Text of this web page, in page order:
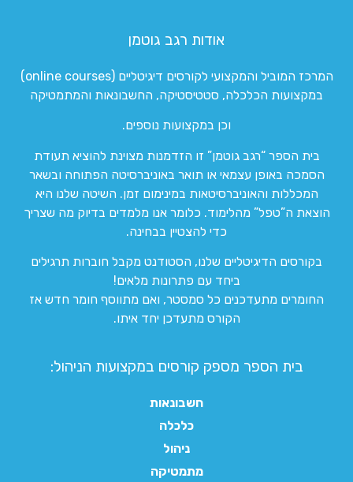
אודות רגב גוטמן
המרכז המוביל והמקצועי לקורסים דיגיטליים (online courses)
במקצועות הכלכלה, סטטיסטיקה, החשבונאות והמתמטיקה
וכן במקצועות נוספים.
בית הספר “רגב גוטמן” זו הזדמנות מצוינת להוציא תעודת
הסמכה באופן עצמאי או תואר באוניברסיטה הפתוחה ובשאר
המכללות והאוניברסיטאות במינימום זמן. השיטה שלנו היא
הוצאת ה”טפל” מהלימוד. כלומר אנו מלמדים בדיוק מה שצריך
כדי להצטיין בבחינה.
בקורסים הדיגיטליים שלנו, הסטודנט מקבל חוברות תרגילים
ביחד עם פתרונות מלאים!
החומרים מתעדכנים כל סמסטר, ואם מתווסף חומר חדש אז
הקורס מתעדכן יחד איתו.
בית הספר מספק קורסים במקצועות הניהול:
חשבונאות
כלכלה
ניהול
מתמטיקה